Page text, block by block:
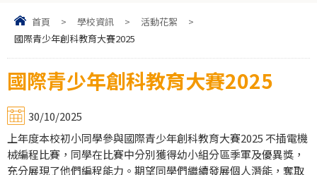
首頁 > 學校資訊 > 活動花絮
>
國際青少年創科教育大賽2025
國際青少年創科教育大賽2025
30/10/2025
上年度本校初小同學參與國際青少年創科教育大賽2025 不插電機
械編程比賽，同學在比賽中分別獲得幼小組分區季軍及優異獎，
充分展現了他們編程能力。期望同學們繼續發展個人潛能，奪取